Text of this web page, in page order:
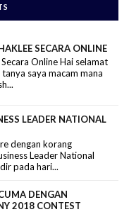
SECARA ONLINE
Online Hai selamat
saya macam mana
LEADER NATIONAL
dengan korang
Leader National
pada hari...
DENGAN
2018 CONTEST